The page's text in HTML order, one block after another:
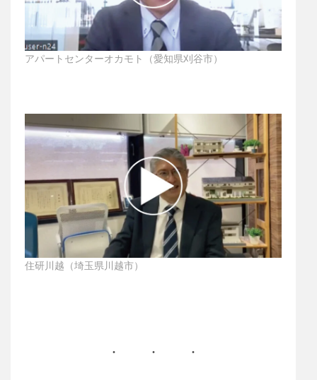
アパートセンターオカモト（愛知県刈谷市）
住研川越（埼玉県川越市）